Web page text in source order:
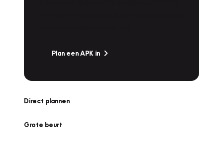
Plan een APK in
Direct plannen
Grote beurt